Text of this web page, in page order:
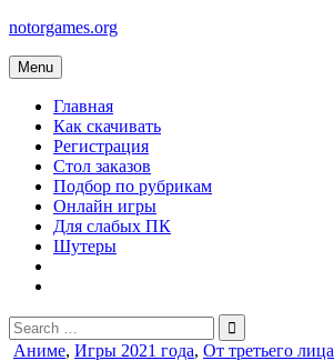
Skip
content
notorgames.org
Menu
Главная
Как скачивать
Регистрация
Стол заказов
Подбор по рубрикам
Онлайн игры
Для слабых ПК
Шутеры
Search
for:
Posted
Аниме, Игры 2021 года, От третьего лица